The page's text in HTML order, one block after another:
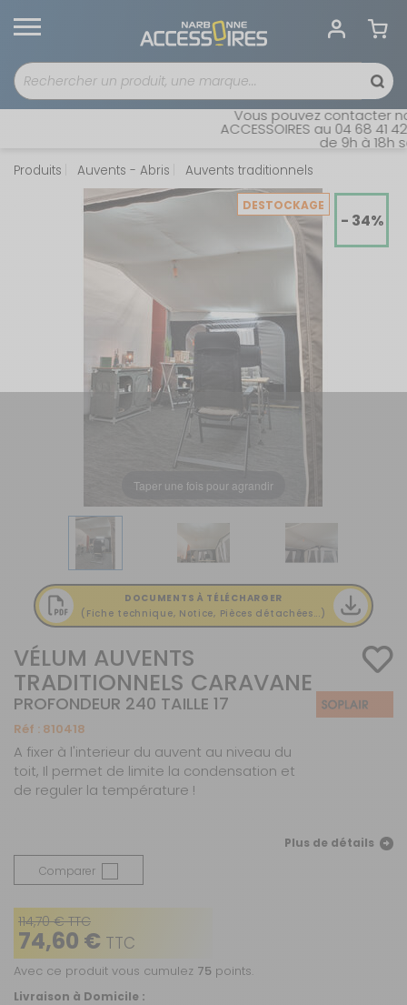
Vous pouvez contacter
ACCESSOIRES au 04 68 41
de 9h à 18h
Produits Auvents - Abris Auvents traditionnels
DESTOCKAGE
- 34%
Taper une fois pour agrandir
DOCUMENTS À TÉLÉCHARGER
(Fiche technique, Notice, Pièces détachées...)
VÉLUM AUVENTS
TRADITIONNELS CARAVANE
PROFONDEUR 240 TAILLE 17
Réf : 810418
A fixer à l'interieur du auvent au niveau du
toit, Il permet de limite la condensation et
de reguler la température !
Plus de détails
Comparer
114,70 € TTC
74,60 € TTC
Avec ce produit vous cumulez 75 points.
Livraison à Domicile :